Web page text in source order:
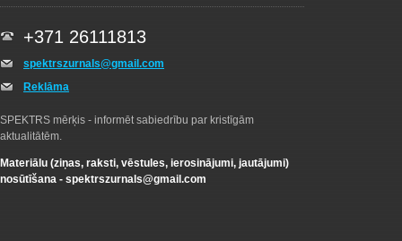
+371 26111813
spektrszurnals@gmail.com
Reklāma
SPEKTRS mērķis - informēt sabiedrību par kristīgām
aktualitātēm.
Materiālu (ziņas, raksti, vēstules, ierosinājumi, jautājumi)
nosūtīšana - spektrszurnals@gmail.com